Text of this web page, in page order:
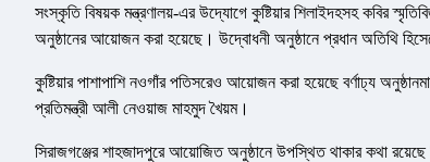
সংস্কৃতি বিষয়ক মন্ত্রণালয়-এর উদ্যোগে কুষ্টিয়ার শিলাইদহসহ কবির
অনুষ্ঠানের আয়োজন করা হয়েছে। উদ্বোধনী অনুষ্ঠানে প্রধান অতিথি
কুষ্টিয়ার পাশাপাশি নওগাঁর পতিসরেও আয়োজন করা হয়েছে বর্ণাঢ্য
প্রতিমন্ত্রী আলী নেওয়াজ মাহমুদ খৈয়ম।
সিরাজগঞ্জের শাহজাদপুরে আয়োজিত অনুষ্ঠানে উপস্থিত থাকার কথা